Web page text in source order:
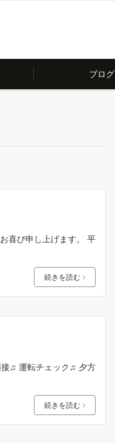
ブログ
喜び申し上げます。 平
続きを読む
♫ 運転チェック♫ 夕方
続きを読む